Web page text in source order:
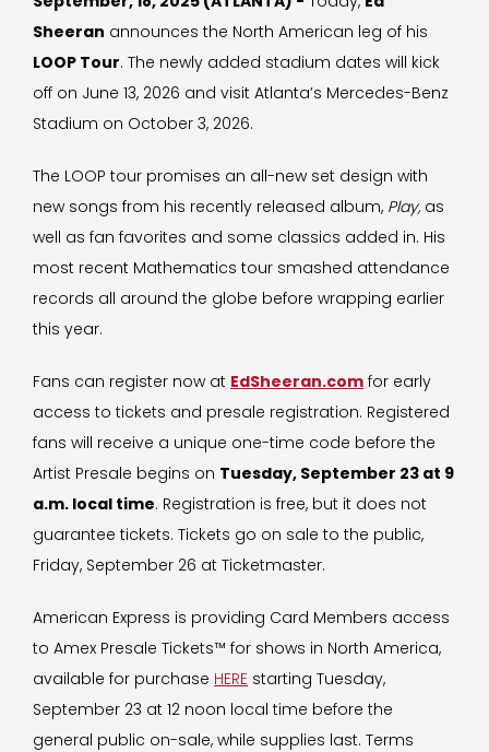
Sheeran announces the North American leg of his
LOOP Tour. The newly added stadium dates will kick
off on June 13, 2026 and visit Atlanta’s Mercedes-Benz
Stadium on October 3, 2026.
The LOOP tour promises an all-new set design with
new songs from his recently released album, Play, as
well as fan favorites and some classics added in. His
most recent Mathematics tour smashed attendance
records all around the globe before wrapping earlier
this year.
Fans can register now at EdSheeran.com for early
access to tickets and presale registration. Registered
fans will receive a unique one-time code before the
Artist Presale begins on Tuesday, September 23 at 9
a.m. local time. Registration is free, but it does not
guarantee tickets. Tickets go on sale to the public,
Friday, September 26 at Ticketmaster.
American Express is providing Card Members access
to Amex Presale Tickets™ for shows in North America,
available for purchase HERE starting Tuesday,
September 23 at 12 noon local time before the
general public on-sale, while supplies last. Terms